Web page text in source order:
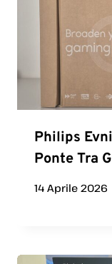
Philips
Ponte Tra
14 Aprile 2026